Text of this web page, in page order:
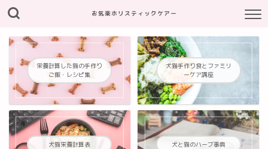
お気楽ホリスティックケアー
栄養計算した猫の手作り
ご飯・レシピ集
犬猫手作り食とファミリ
ーケア講座
犬猫栄養計算表 犬と猫のハーブ事典